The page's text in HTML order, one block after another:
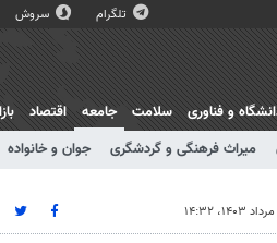
تلگرام سروش
و فناوری سلامت
جامعه
میراث فرهنگی و گردشگری جوان و خانواده
اقتصاد